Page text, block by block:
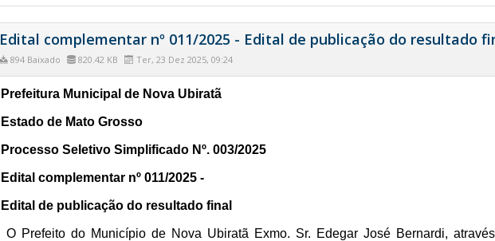
Edital complementar nº 011/2025 - Edital de publicação do resultado
894 Baixado 820.42 KB Ter, 23 Dez 2025, 09:24
Prefeitura Municipal de Nova Ubiratã
Estado de Mato Grosso
Processo Seletivo Simplificado Nº. 003/2025
Edital complementar nº 011/2025 -
Edital de publicação do resultado final
O Prefeito do Município de Nova Ubiratã Exmo. Sr. Edegar José Bernardi,